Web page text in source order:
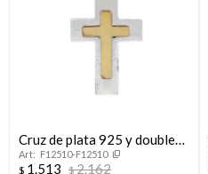
Cruz de plata 925 y double
en oro 18 ktes.
F12510-F12510
$ 1.513 $2.162